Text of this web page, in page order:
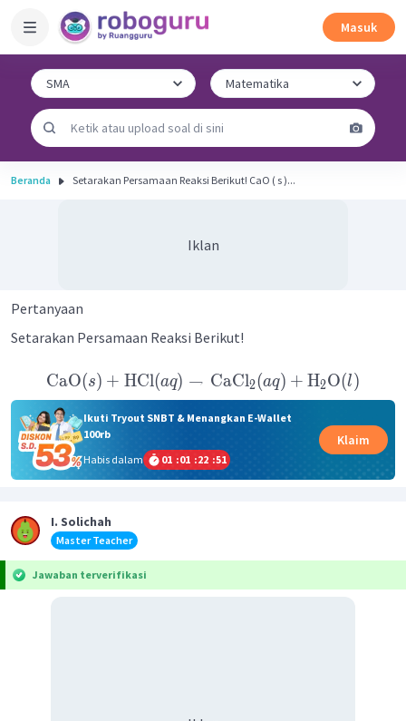
Masuk
Beranda Setarakan Persamaan Reaksi Berikut! CaO ( s )...
Iklan
Pertanyaan
Setarakan Persamaan Reaksi Berikut!
CaO(s) + HCl(aq) → CaCl2(aq) + H2O(l )
Ikuti Tryout SNBT & Menangkan E-Wallet
100rb
Habis dalam
01 :01 :22 :51
Klaim
I. Solichah
Master Teacher
Jawaban terverifikasi